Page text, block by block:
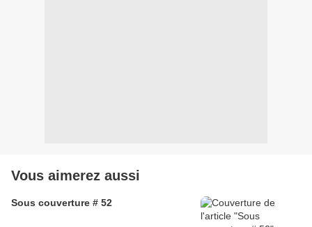
Vous aimerez aussi
Sous couverture # 52